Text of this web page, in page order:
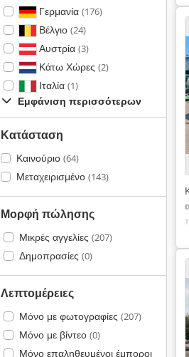
Γερμανία (176)
Βέλγιο (24)
Αυστρία (3)
Κάτω Χώρες (2)
Ιταλία (1)
Εμφάνιση περισσότερων
Κατάσταση
Καινούριο (64)
Μεταχειρισμένο (143)
Μορφή πώλησης
Μικρές αγγελίες (207)
Δημοπρασίες (0)
Λεπτομέρειες
Μόνο με φωτογραφίες (207)
Μόνο με βίντεο (0)
Μόνο επαληθευμένοι έμποροι